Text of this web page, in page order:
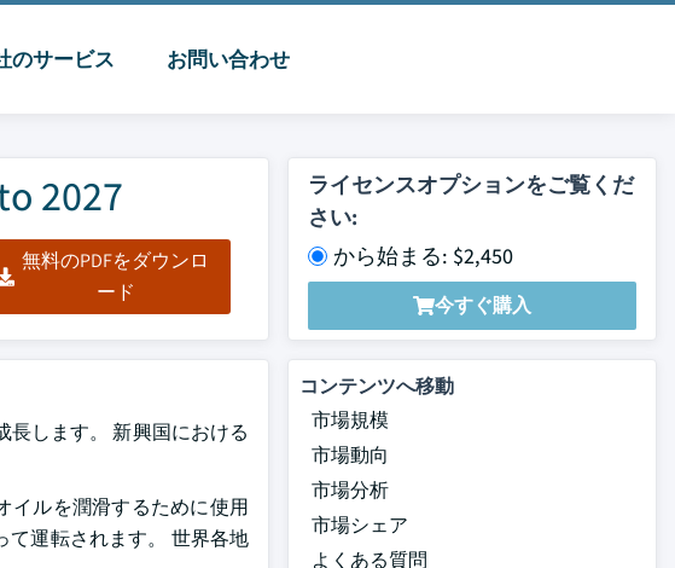
のサービス お問い合わせ
2027
無料のPDFをダウンロ
ード
ライセンスオプションをご覧くだ
さい:
から始まる: $2,450
今すぐ購入
長します。 新興国における
イルを潤滑するために使用
て運転されます。 世界各地
コンテンツへ移動
市場規模
市場動向
市場分析
市場シェア
よくある質問